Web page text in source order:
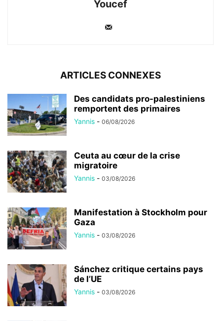
Youcef
ARTICLES CONNEXES
Des candidats pro-palestiniens
remportent des primaires
Yannis - 06/08/2026
Ceuta au cœur de la crise
migratoire
Yannis - 03/08/2026
Manifestation à Stockholm pour
Gaza
Yannis - 03/08/2026
Sánchez critique certains pays
de l’UE
Yannis - 03/08/2026